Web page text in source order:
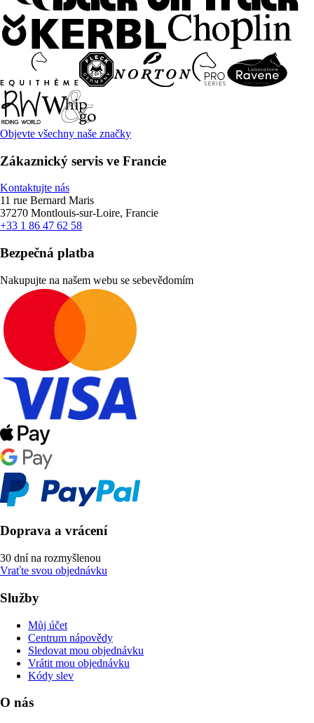
Objevte všechny naše značky
Zákaznický servis ve Francie
Kontaktujte nás
11 rue Bernard Maris
37270 Montlouis-sur-Loire, Francie
+33 1 86 47 62 58
Bezpečná platba
Nakupujte na našem webu se sebevědomím
Doprava a vrácení
30 dní na rozmyšlenou
Vraťte svou objednávku
Služby
Můj účet
Centrum nápovědy
Sledovat mou objednávku
Vrátit mou objednávku
Kódy slev
O nás